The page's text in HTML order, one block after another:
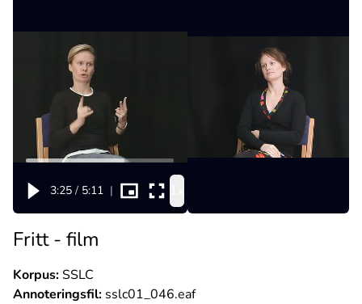
3:25 / 5:11 |
Fritt - film
Korpus:SSLC
Annoteringsfil: sslc01_046.eaf